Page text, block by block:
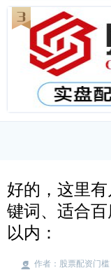
好的，这里
键词、适合
以内：
作者：股票配资门槛